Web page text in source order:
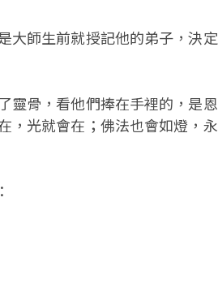
大師生前就授記他的弟子，決定
靈骨，看他們捧在手裡的，是恩
，光就會在；佛法也會如燈，永